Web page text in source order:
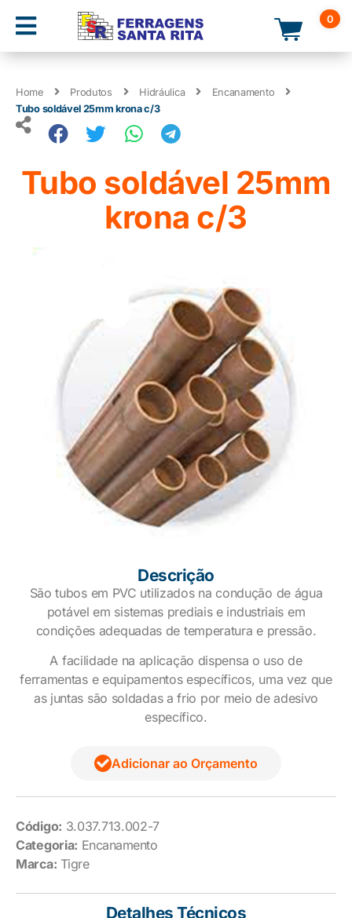
0
Home Produtos Hidráulica
Encanamento
Tubo soldável 25mm krona c/3
Tubo soldável 25mm
krona c/3
Descrição
São tubos em PVC utilizados na condução de água
potável em sistemas prediais e industriais em
condições adequadas de temperatura e pressão.
A facilidade na aplicação dispensa o uso de
ferramentas e equipamentos específicos, uma vez que
as juntas são soldadas a frio por meio de adesivo
específico.
Adicionar ao Orçamento
Código: 3.037.713.002-7
Categoria: Encanamento
Marca: Tigre
Detalhes Técnicos